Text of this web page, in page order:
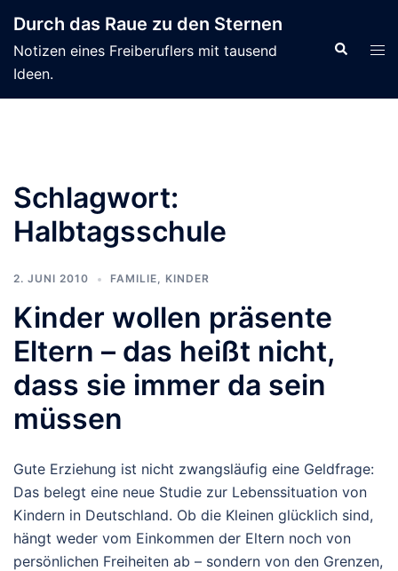
Inhalt
springen
Durch das Raue zu den Sternen
Notizen eines Freiberuflers mit tausend
Ideen.
Suche
Schlagwort:
Halbtagsschule
2. JUNI 2010 FAMILIE, KINDER
Kinder wollen präsente
Eltern – das heißt nicht,
dass sie immer da sein
müssen
Gute Erziehung ist nicht zwangsläufig eine Geldfrage:
Das belegt eine neue Studie zur Lebenssituation von
Kindern in Deutschland. Ob die Kleinen glücklich sind,
hängt weder vom Einkommen der Eltern noch von
persönlichen Freiheiten ab – sondern von den Grenzen,